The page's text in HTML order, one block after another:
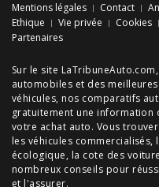
Mentions légales
Contact
Ethique
Vie privée Cookies
Partenaires
Sur le site
automobiles et des meilleures
véhicules, nos comparatifs
gratuitement une
votre achat auto. Vous
les véhicules commercialisés,
écologique, la cote des
nombreux conseils pour
et l'assurer.